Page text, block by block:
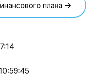
плана →